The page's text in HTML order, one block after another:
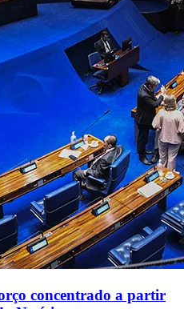
concentrado a partir